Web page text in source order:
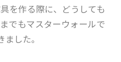
を作る際に、どうしても
でもマスターウォールで
した。